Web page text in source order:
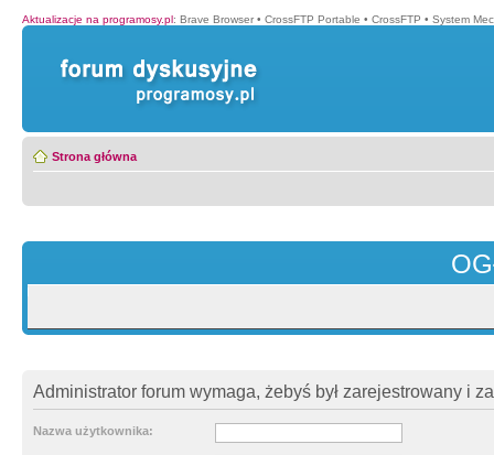
Aktualizacje na programosy.pl: Brave Browser • CrossFTP Portable • CrossFTP • System
Strona główna
Administrator forum wymaga, żebyś był zarejestrowany i
Nazwa użytkownika: